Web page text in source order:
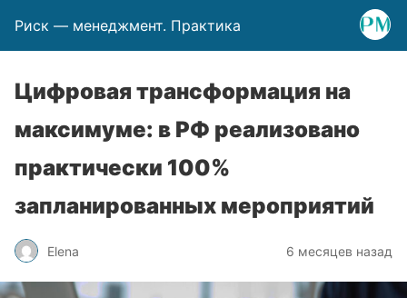
Риск — менеджмент. Практика
Цифровая трансформация на
максимуме: в РФ реализовано
практически 100%
запланированных мероприятий
Elena 6 месяцев назад